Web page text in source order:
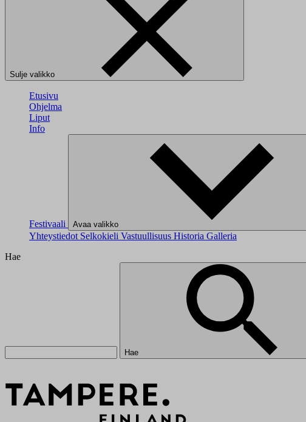
Sulje valikko
Etusivu
Ohjelma
Liput
Info
Festivaali Avaa valikko
Yhteystiedot Selkokieli Vastuullisuus Historia Galleria
Hae
Hae